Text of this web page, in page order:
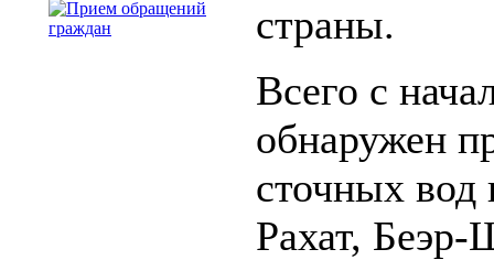
страны.
Всего с
обнаружен
сточных вод
Рахат,